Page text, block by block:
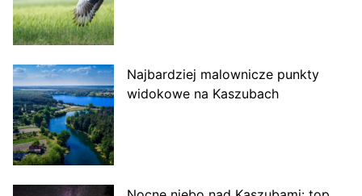
Najbardziej malownicze punkty
widokowe na Kaszubach